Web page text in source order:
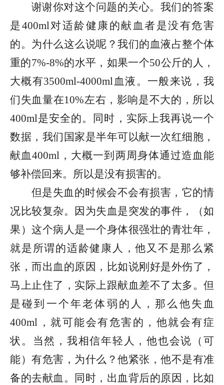
谢谢你对这个问题的关心。我们的答案
是400ml对适龄健康的献血者是没有危害
的。为什么这么说呢？我们的血液占整个体
重的7%-8%的水平，如果一个50公斤的人，
大概有3500ml-4000ml血液。一般来说，我
们失血量在10%左右，影响是不大的，所以
400ml是安全的。同时，实际上我再说一个
数据，我们国家是半年可以献一次红细胞，
献血400ml，大概一到两周身体通过造血能
够补偿回来。所以是没有损害的。
但是失血的时候会不会有损害，它的情
况比较复杂。因为失血是突发的事件，（如
果）这个病人是一个身体很强壮的青壮年，
就是所谓的适龄健康人，他又不是那么紧
张，而出血的原因，比如说刚好是外伤了，
马上止住了，实际上跟献血差不了太多。但
是碰到一个年老体弱的人，那么他失血
400ml，就可能会有危害的，他就会有症
状。当然，我相信年轻人，他也会说（可
能）有危害，为什么？他紧张，他不是有准
备的去献血。同时，出血背后的原因，比如